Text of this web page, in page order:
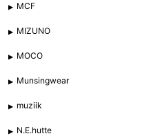
MCF
MIZUNO
MOCO
Munsingwear
muziik
N.E.hutte